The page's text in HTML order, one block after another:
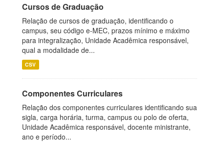
Cursos de Graduação
Relação de cursos de graduação, identificando o
campus, seu código e-MEC, prazos mínimo e máximo
para integralização, Unidade Acadêmica responsável,
qual a modalidade de...
CSV
Componentes Curriculares
Relação dos componentes curriculares identificando sua
sigla, carga horária, turma, campus ou polo de oferta,
Unidade Acadêmica responsável, docente ministrante,
ano e período...